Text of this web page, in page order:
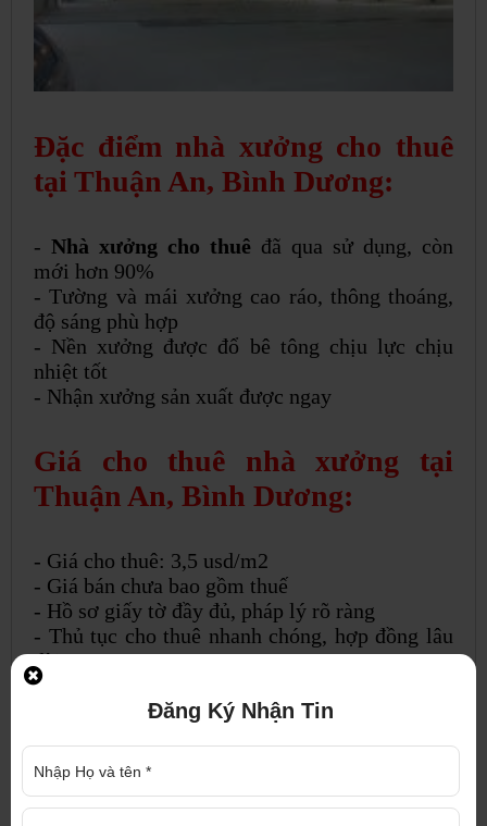
Đặc điểm nhà xưởng cho thuê
tại Thuận An, Bình Dương:
- Nhà xưởng cho thuê đã qua sử dụng, còn
mới hơn 90%
- Tường và mái xưởng cao ráo, thông thoáng,
độ sáng phù hợp
- Nền xưởng được đổ bê tông chịu lực chịu
nhiệt tốt
- Nhận xưởng sản xuất được ngay
Giá cho thuê nhà xưởng tại
Thuận An, Bình Dương:
- Giá cho thuê: 3,5 usd/m2
- Giá bán chưa bao gồm thuế
- Hồ sơ giấy tờ đầy đủ, pháp lý rõ ràng
- Thủ tục cho thuê nhanh chóng, hợp đồng lâu
dài
- Thương lượng chính chủ cho khách thiện chí
Để biết thêm thông tin về nhà xưởng trên hoặc
nhà xưởng cho thuê khác, nhà xưởng bán, đất
nền, đất mẫu, đất SKC, pháp lý thủ tục nhà đất,
Đăng Ký Nhận Tin